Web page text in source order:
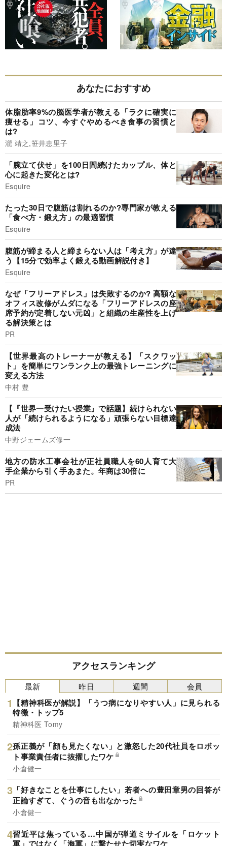
あなたにおすすめ
体脂肪率9%の脳医学者が教える「ラクに確実に
痩せる」コツ、今すぐやめるべき食事の習慣と
は?
瀧 靖之,笹井恵里子
「腕立て伏せ」を100日間続けたカップル、体と
心に起きた変化とは?
Esquire
たった30日で腹筋は割れるのか?専門家が教える
「食べ方・鍛え方」の最適習慣
Esquire
腹筋が締まる人と締まらない人は「考え方」が違
う【15分で効率よく鍛える動画解説付き】
Esquire
なぜ「フリーアドレス」は失敗するのか? 高額な
オフィス改修がムダになる「フリーアドレスの座
席予約が定着しない元凶」と組織の生産性を上げ
る解決策とは
PR
【世界最高のトレーナーが教える】「スクワッ
ト」を簡単にワンランク上の最強トレーニングに
変える方法
中村 豊
【『世界一受けたい授業』で話題】続けられない
人が「続けられるようになる」頑張らない目標達
成法
中野ジェームズ修一
地方の防水工事会社が正社員職人を60人育て大
手企業から引く手あまた。年商は30倍に
PR
アクセスランキング
最新
【精神科医が解説】「うつ病になりやすい人」に見られる
特徴・トップ5
精神科医 Tomy
孫正義が「顔も見たくない」と激怒した20代社員をロボッ
ト事業責任者に抜擢したワケ
小倉健一
「好きなことを仕事にしたい」若者への豊田章男の回答が
正論すぎて、ぐうの音も出なかった
小倉健一
習近平は焦っている…中国が弾道ミサイルを「ロケット
軍」ではなく「海軍」に撃たせた切実なワケ
昨日 週間 会員